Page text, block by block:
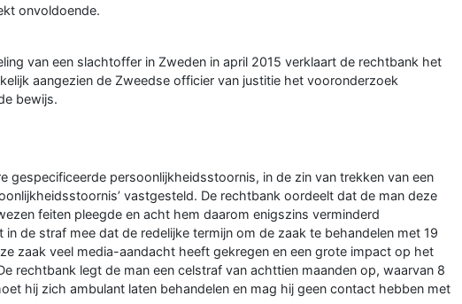
onvoldoende.
van een slachtoffer in Zweden in april 2015 verklaart de rechtbank het
aangezien de Zweedse officier van justitie het vooronderzoek
bewijs.
gespecificeerde persoonlijkheidsstoornis, in de zin van trekken van een
vastgesteld. De rechtbank oordeelt dat de man deze
feiten pleegde en acht hem daarom enigszins verminderd
de straf mee dat de redelijke termijn om de zaak te behandelen met 19
zaak veel media-aandacht heeft gekregen en een grote impact op het
rechtbank legt de man een celstraf van achttien maanden op, waarvan 8
hij zich ambulant laten behandelen en mag hij geen contact hebben met